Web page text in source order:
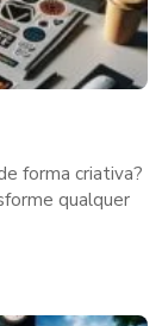
forma criativa?
qualquer